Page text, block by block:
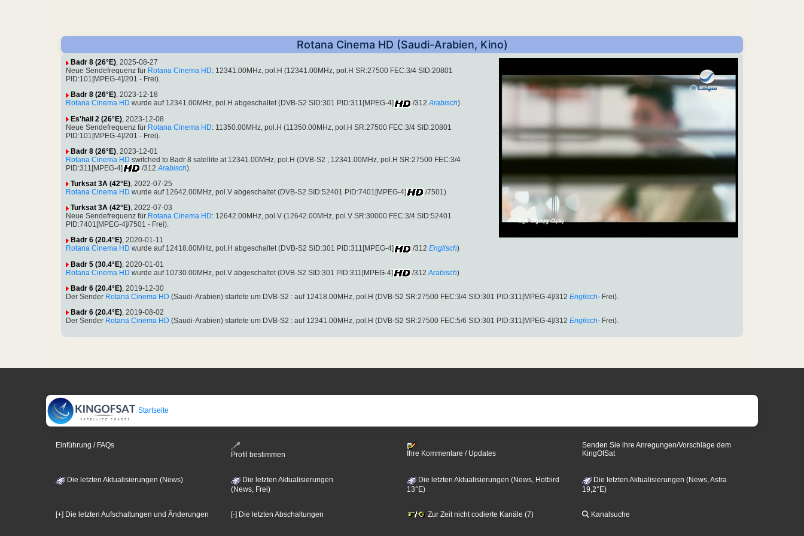
Rotana Cinema HD (Saudi-Arabien, Kino)
Badr 8 (26°E), 2025-08-27
Neue Sendefrequenz für Rotana Cinema HD: 12341.00MHz, pol.H (12341.00MHz, pol.H SR:27500 FEC:3/4 SID:20801
PID:101[MPEG-4]/201 - Frei).
Badr 8 (26°E), 2023-12-18
Rotana Cinema HD wurde auf 12341.00MHz, pol.H abgeschaltet (DVB-S2 SID:301 PID:311[MPEG-4] /312 Arabisch)
Es'hail 2 (26°E) , 2023-12-08
Neue Sendefrequenz für Rotana Cinema HD: 11350.00MHz, pol.H (11350.00MHz, pol.H SR:27500 FEC:3/4 SID:20801
PID:101[MPEG-4]/201 - Frei).
Badr 8 (26°E) , 2023-12-01
Rotana Cinema HD switched to Badr 8 satellite at 12341.00MHz, pol.H (DVB-S2 , 12341.00MHz, pol.H SR:27500 FEC:3/4
PID:311[MPEG-4]
/312 Arabisch).
Turksat 3A (42°E), 2022-07-25
Rotana Cinema HD wurde auf 12642.00MHz, pol.V abgeschaltet (DVB-S2 SID:52401 PID:7401[MPEG-4]
/7501)
Turksat 3A (42°E), 2022-07-03
Neue Sendefrequenz für Rotana Cinema HD: 12642.00MHz, pol.V (12642.00MHz, pol.V SR:30000 FEC:3/4 SID:52401
PID:7401[MPEG-4]/7501 - Frei).
Badr 6 (20.4°E), 2020-01-11
Rotana Cinema HD wurde auf 12418.00MHz, pol.H abgeschaltet (DVB-S2 SID:301 PID:311[MPEG-4] /312 Englisch)
Badr 5 (30.4°E) , 2020-01-01
Rotana Cinema HD wurde auf 10730.00MHz, pol.V abgeschaltet (DVB-S2 SID:301 PID:311[MPEG-4] /312 Arabisch)
Badr 6 (20.4°E), 2019-12-30
Der Sender Rotana Cinema HD (Saudi-Arabien) startete um DVB-S2 : auf 12418.00MHz, pol.H (DVB-S2 SR:27500 FEC:3/4 SID:301 PID:311[MPEG-4]/312 Englisch- Frei).
Badr 6 (20.4°E), 2019-08-02
Der Sender Rotana Cinema HD (Saudi-Arabien) startete um DVB-S2 : auf 12341.00MHz, pol.H (DVB-S2 SR:27500 FEC:5/6 SID:301 PID:311[MPEG-4]/312 Englisch- Frei).
Startseite
Einführung / FAQs
Profil bestimmen
Ihre Kommentare / Updates
Senden Sie ihre Anregungen/Vorschläge dem
KingOfSat
Die letzten Aktualisierungen (News)
Die letzten Aktualisierungen
(News, Frei)
Die letzten Aktualisierungen (News, Hotbird
13°E)
Die letzten Aktualisierungen (News, Astra
19,2°E)
[+] Die letzten Aufschaltungen und Änderungen [-] Die letzten Abschaltungen Zur Zeit nicht codierte Kanäle (7) Kanalsuche